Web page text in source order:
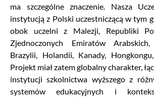
ma szczególne znaczenie. Nasza
instytucją z Polski uczestniczącą w tym
obok uczelni z Malezji, Republiki
Zjednoczonych Emiratów
Brazylii, Holandii, Kanady,
Projekt miał zatem globalny charakter,
instytucji szkolnictwa wyższego z
systemów edukacyjnych i